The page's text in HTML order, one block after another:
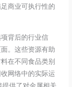
商业可执行性的
背后的行业信
。这些资源有助
在不同食品类别
网络中的实际运